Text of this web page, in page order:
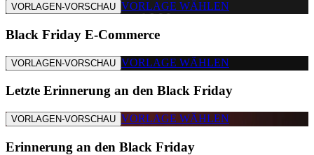
VORLAGEN-VORSCHAU VORLAGE WÄHLEN
Black Friday E-Commerce
VORLAGEN-VORSCHAU VORLAGE WÄHLEN
Letzte Erinnerung an den Black Friday
VORLAGEN-VORSCHAU VORLAGE WÄHLEN
Erinnerung an den Black Friday